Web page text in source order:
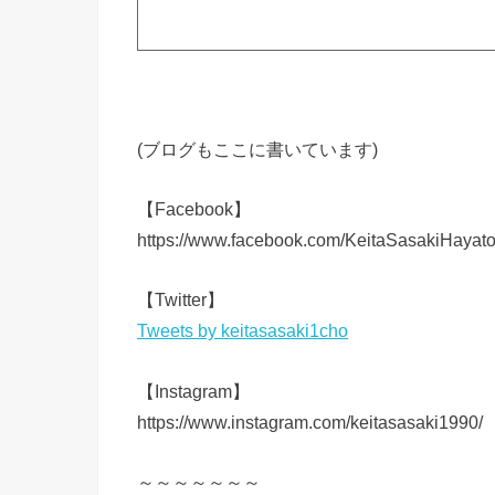
(ブログもここに書いています)
【Facebook】
https://www.facebook.com/KeitaSasakiHayato
【Twitter】
Tweets by keitasasaki1cho
【Instagram】
https://www.instagram.com/keitasasaki1990/
～～～～～～～